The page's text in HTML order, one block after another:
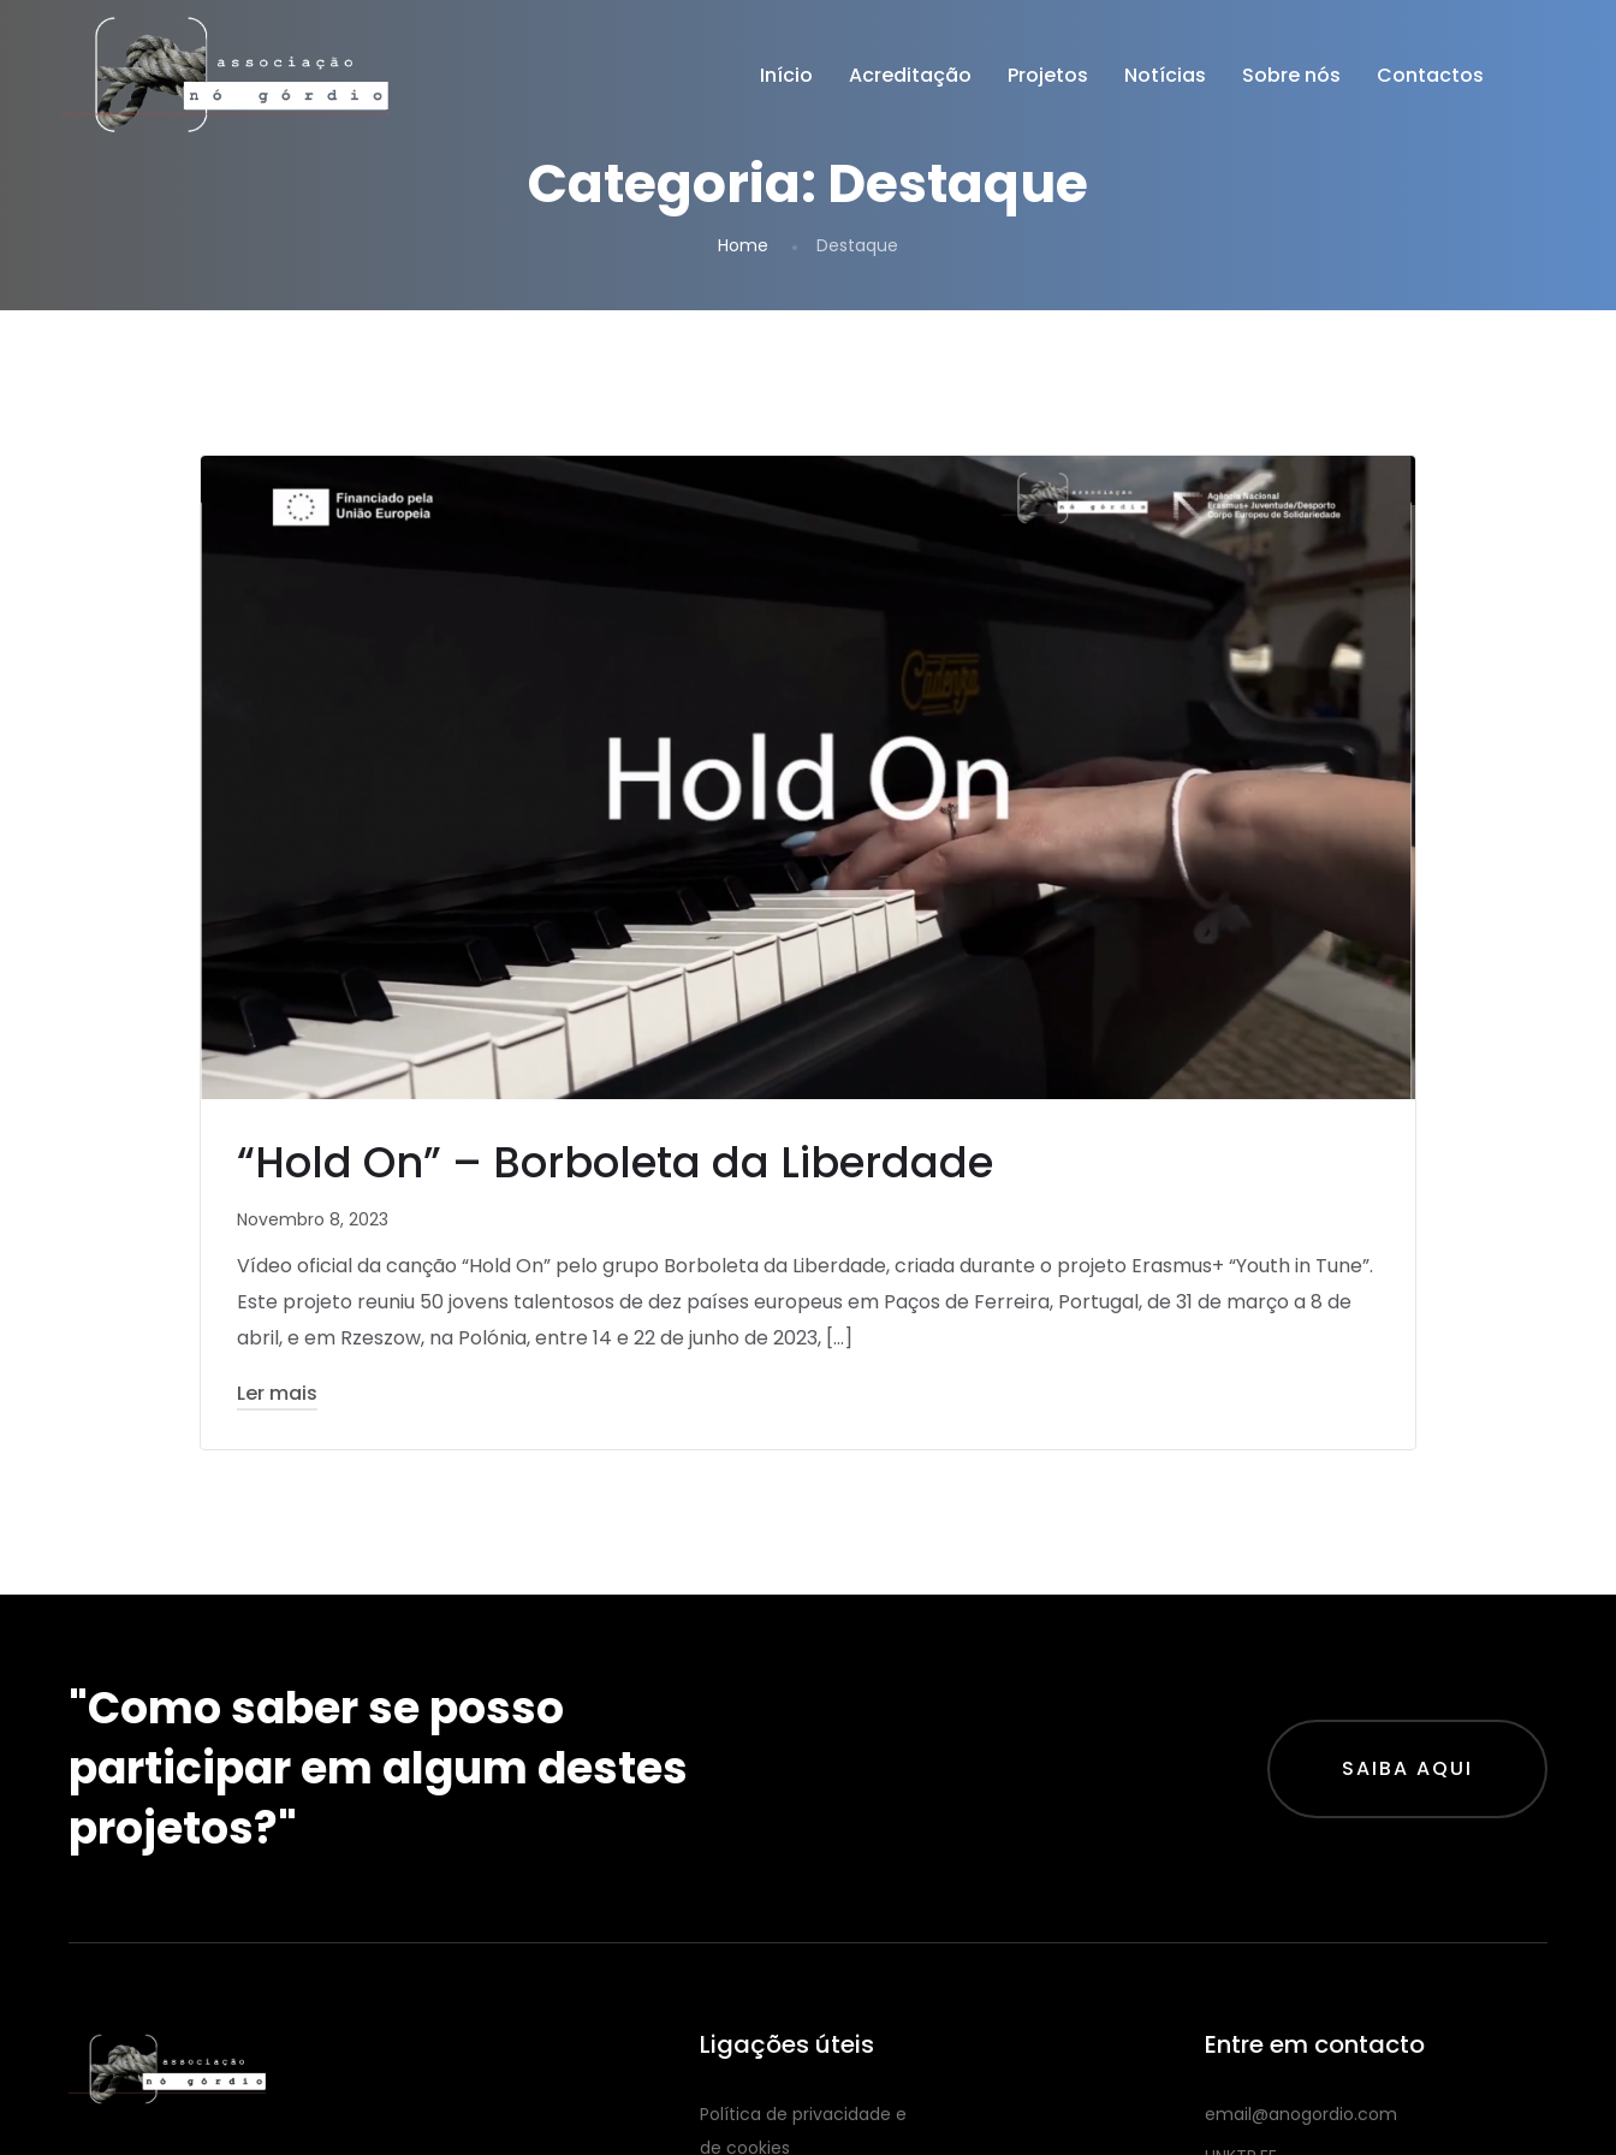
Início Acreditação Projetos Notícias Sobre nós Contactos
Categoria: Destaque
Home Destaque
“Hold On” – Borboleta da Liberdade
Novembro 8, 2023
Vídeo oficial da canção “Hold On” pelo grupo Borboleta da Liberdade, criada durante o projeto Erasmus+ “Youth in Tune”.
Este projeto reuniu 50 jovens talentosos de dez países europeus em Paços de Ferreira, Portugal, de 31 de março a 8 de
abril, e em Rzeszow, na Polónia, entre 14 e 22 de junho de 2023, […]
Ler mais
"Como saber se posso
participar em algum destes
projetos?"
SAIBA AQUI
Ligações úteis
Política de privacidade e
de cookies
Entre em contacto
email@anogordio.com